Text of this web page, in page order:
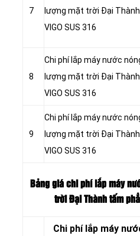
7
lượng mặt trời Đại
VIGO SUS 316
8
Chi phí lắp máy nước
lượng mặt trời Đại
VIGO SUS 316
9
Chi phí lắp máy nước
lượng mặt trời Đại
VIGO SUS 316
Bảng giá chi phí lắp máy
trời Đại Thành tấm
Chi phí lắp máy